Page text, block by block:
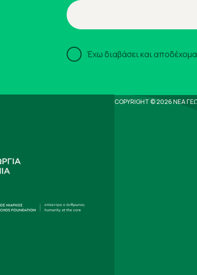
Έχω διαβάσει και
COPYRIGHT © 2026 ΝΕΑ